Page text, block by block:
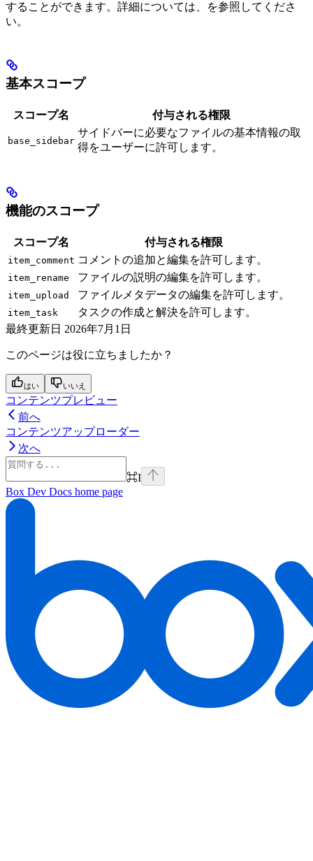
することができます。詳細については、
を参照してくださ
い。
基本スコープ
スコープ名 付与される権限
base_sidebar
サイドバーに必要なファイルの基本情報の取
得をユーザーに許可します。
機能のスコープ
スコープ名 付与される権限
item_comment コメントの追加と編集を許可します。
item_rename ファイルの説明の編集を許可します。
item_upload ファイルメタデータの編集を許可します。
item_task
タスクの作成と解決を許可します。
最終更新日 2026年7月1日
このページは役に立ちましたか？
はい いいえ
コンテンツプレビュー
前へ
コンテンツアップローダー
次へ
⌘I
Box Dev Docs home page